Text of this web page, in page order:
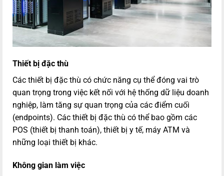
Thiết bị đặc thù
Các thiết bị đặc thù có chức năng cụ thể đóng vai trò
quan trọng trong việc kết nối với hệ thống dữ liệu doanh
nghiệp, làm tăng sự quan trọng của các điểm cuối
(endpoints). Các thiết bị đặc thù có thể bao gồm các
POS (thiết bị thanh toán), thiết bị y tế, máy ATM và
những loại thiết bị khác.
Không gian làm việc